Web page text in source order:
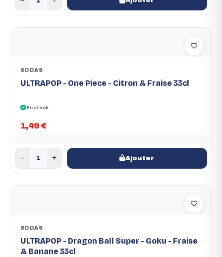
SODAS
ULTRAPOP - One Piece - Citron & Fraise 33cl
En stock
1,49 €
Ajouter
SODAS
ULTRAPOP - Dragon Ball Super - Goku - Fraise
& Banane 33cl